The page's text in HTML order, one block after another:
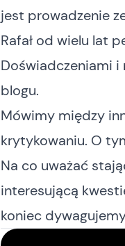
jest prowadzenie
Rafał od wielu lat
Doświadczeniami i
blogu.
Mówimy między
krytykowaniu. O
Na co uważać
interesującą
koniec